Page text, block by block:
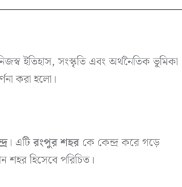
ইতিহাস, সংস্কৃতি এবং অর্থনৈতিক ভূমিকা
করা হলো।
। এটিরংপুর শহর কে কেন্দ্র করে গড়ে
শহর হিসেবে পরিচিত।